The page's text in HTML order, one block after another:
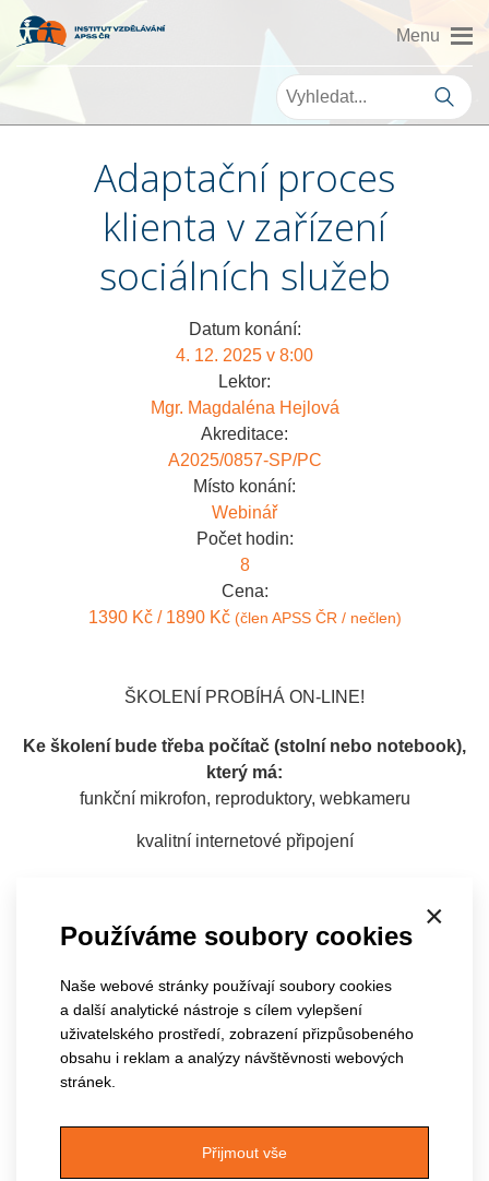
×
Používáme soubory cookies
Naše webové stránky používají soubory cookies
a další analytické nástroje s cílem vylepšení
uživatelského prostředí, zobrazení přizpůsobeného
obsahu i reklam a analýzy návštěvnosti webových
stránek.
Přijmout vše
Adaptační proces
klienta v zařízení
sociálních služeb
Datum konání:
4. 12. 2025 v 8:00
Lektor:
Mgr. Magdaléna Hejlová
Akreditace:
A2025/0857-SP/PC
Místo konání:
Webinář
Počet hodin:
8
Cena:
1390 Kč / 1890 Kč (člen APSS ČR / nečlen)
ŠKOLENÍ PROBÍHÁ ON-LINE!
Ke školení bude třeba počítač (stolní nebo notebook),
který má:
funkční mikrofon, reproduktory, webkameru
kvalitní internetové připojení
službách. Účastníci získají přehled o teoretických
zásadách adaptačního procesu, práci s kazuistikami a
využití individuálních plánů. Součástí je i etika péče,
prevence závislosti na službě a spolupráce s rodinou.
Adaptace klienta
Role rodiny a blízkých